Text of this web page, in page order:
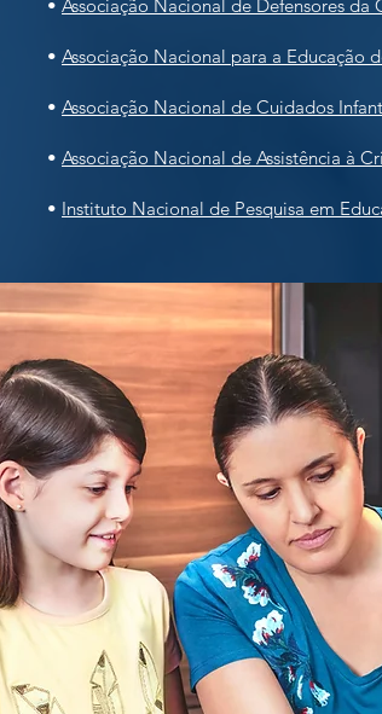
• Associação Nacional de Defensores da
• Associação Nacional para a Educação
• Associação Nacional de Cuidados
• Associação Nacional de Assistência à
• Instituto Nacional de Pesquisa em